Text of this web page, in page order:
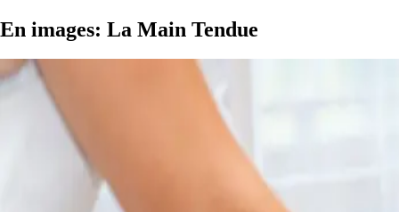
En images: La Main Tendue